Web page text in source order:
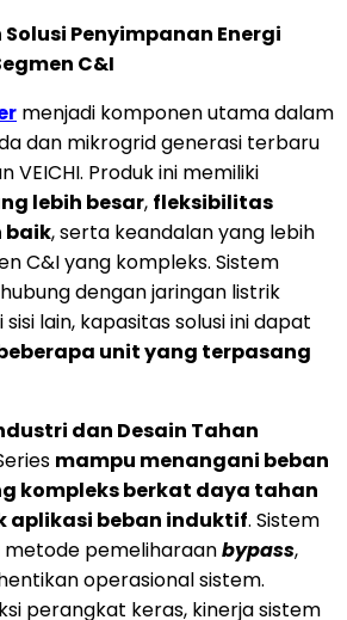
Penyimpanan Energi
C&I
menjadi komponen utama dalam
dan mikrogrid generasi terbaru
VEICHI. Produk ini memiliki
lebih besar, fleksibilitas
baik, serta keandalan yang lebih
C&I yang kompleks. Sistem
dengan jaringan listrik
sisi lain, kapasitas solusi ini dapat
unit yang terpasang
dan Desain Tahan
mampu menangani beban
kompleks berkat daya tahan
aplikasi beban induktif. Sistem
metode pemeliharaanbypass,
operasional sistem.
perangkat keras, kinerja sistem